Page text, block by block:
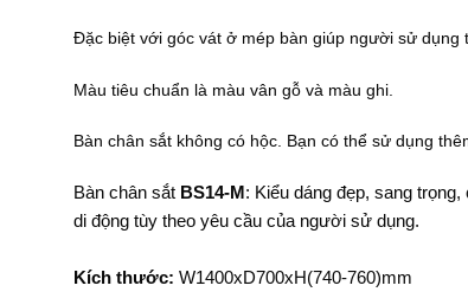
Đặc biệt với góc vát ở mép bàn giúp người sử dụng
Màu tiêu chuẩn là màu vân gỗ và màu ghi.
Bàn chân sắt không có hộc. Bạn có thể sử dụng
Bàn chân sắt BS14-M: Kiểu dáng đẹp, sang
di động tùy theo yêu cầu của người sử dụng.
Kích thước: W1400xD700xH(740-760)mm